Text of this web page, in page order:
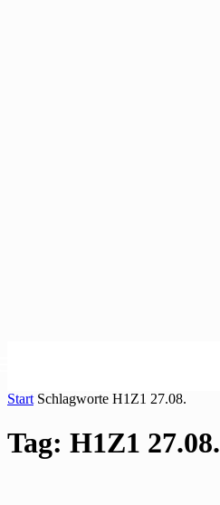
Start Schlagworte H1Z1 27.08.
Tag: H1Z1 27.08.